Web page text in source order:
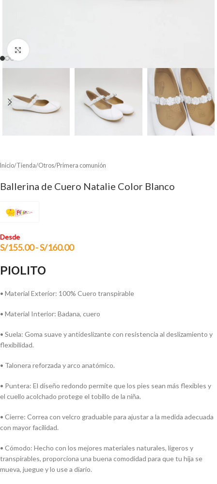
Clic para ampliar
Inicio/Tienda/Otros/Primera comunión
Ballerina de Cuero Natalie Color Blanco
Desde
S/155.00-S/160.00
PIOLITO
• Material Exterior: 100% Cuero transpirable
• Material Interior: Badana, cuero
• Suela: Goma suave y antideslizante con resistencia al deslizamiento y
flexibilidad.
• Talonera reforzada y arco anatómico.
• Puntera: El diseño redondo permite que los pies sean más flexibles y
el cuello acolchado protege el tobillo de la niña.
• Cierre: Correa con velcro graduable para ajustar a la medida adecuada
con mayor facilidad.
• Cómodo: Hecho con los mejores materiales naturales, ligeros y
transpirables, proporciona una buena comodidad para que tu hija se
mueva, juegue y lo use a diario.